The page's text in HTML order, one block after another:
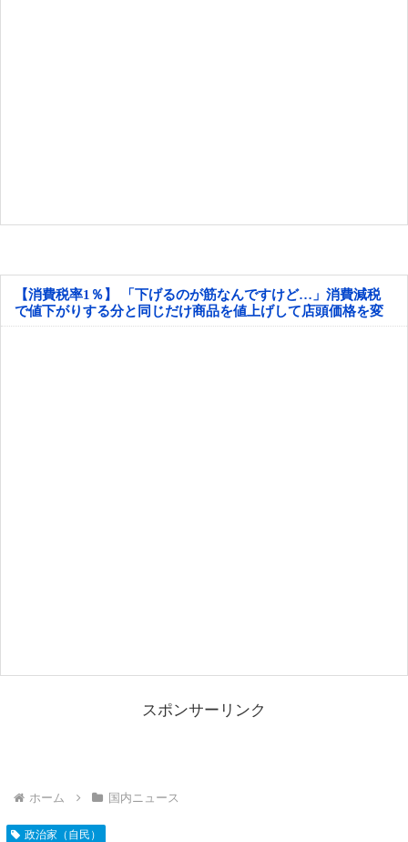
【消費税率1％】 「下げるのが筋なんですけど…」消費減税
で値下がりする分と同じだけ商品を値上げして店頭価格を変
えない店も
スポンサーリンク
ホーム 国内ニュース
政治家（自民）